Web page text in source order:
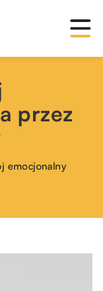
przez
emocjonalny